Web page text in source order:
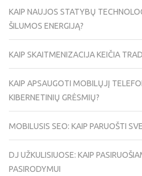
KAIP NAUJOS STATYBŲ
ŠILUMOS ENERGIJĄ?
KAIP SKAITMENIZACIJA KEIČIA
KAIP APSAUGOTI MOBILŲJĮ
KIBERNETINIŲ GRĖSMIŲ?
MOBILUSIS SEO: KAIP PARUOŠTI
DJ UŽKULISIUOSE: KAIP
PASIRODYMUI